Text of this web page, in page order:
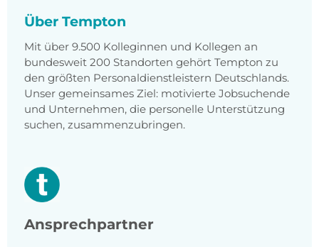
Über Tempton
Mit über 9.500 Kolleginnen und Kollegen an
bundesweit 200 Standorten gehört Tempton zu
den größten Personaldienstleistern Deutschlands.
Unser gemeinsames Ziel: motivierte Jobsuchende
und Unternehmen, die personelle Unterstützung
suchen, zusammenzubringen.
Ansprechpartner